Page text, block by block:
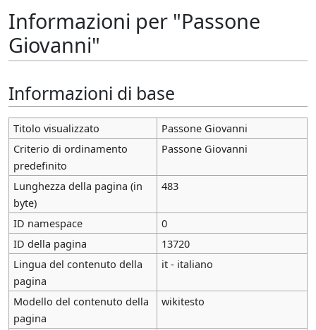
Informazioni per "Passone
Giovanni"
Informazioni di base
Titolo visualizzato
Passone Giovanni
Criterio di ordinamento
predefinito
Passone Giovanni
Lunghezza della pagina (in
byte)
483
ID namespace
0
ID della pagina
13720
Lingua del contenuto della
pagina
it - italiano
Modello del contenuto della
pagina
wikitesto